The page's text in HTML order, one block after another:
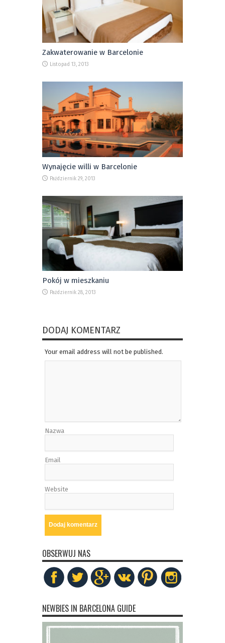
Zakwaterowanie w Barcelonie
Listopad 13, 2013
Wynajęcie willi w Barcelonie
Październik 29, 2013
Pokój w mieszkaniu
Październik 28, 2013
DODAJ KOMENTARZ
Your email address will not be published.
Nazwa
Email
Website
OBSERWUJ NAS
NEWBIES IN BARCELONA GUIDE